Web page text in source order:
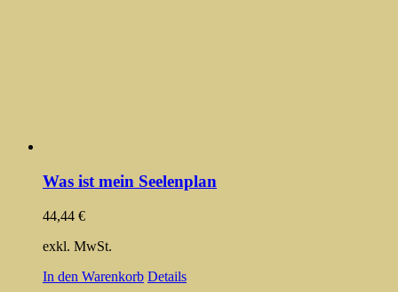
Was ist mein Seelenplan
44,44 €
exkl. MwSt.
In den Warenkorb Details